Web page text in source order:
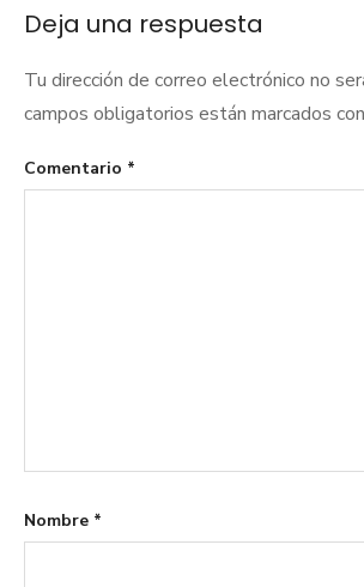
Deja una respuesta
Tu dirección de correo electrónico no
campos obligatorios están marcados con
Comentario *
Nombre *